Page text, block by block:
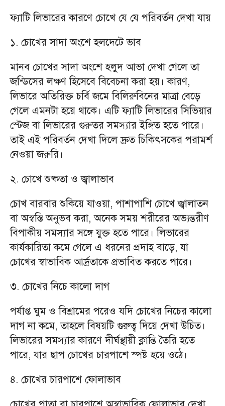
ফ্যাটি লিভারের কারণে চোখে যে যে পরিবর্তন দেখা যায়
১. চোখের সাদা অংশে হলদেটে ভাব
মানব চোখের সাদা অংশে হলুদ আভা দেখা গেলে তা
জন্ডিসের লক্ষণ হিসেবে বিবেচনা করা হয়। কারণ,
লিভারে অতিরিক্ত চর্বি জমে বিলিরুবিনের মাত্রা বেড়ে
গেলে এমনটা হয়ে থাকে। এটি ফ্যাটি লিভারের সিভিয়ার
স্টেজ বা লিভারের গুরুতর সমস্যার ইঙ্গিত হতে পারে।
তাই এই পরিবর্তন দেখা দিলে দ্রুত চিকিৎসকের পরামর্শ
নেওয়া জরুরি।
২. চোখে শুষ্কতা ও জ্বালাভাব
চোখ বারবার শুকিয়ে যাওয়া, পাশাপাশি চোখে জ্বালাতন
বা অস্বস্তি অনুভব করা, অনেক সময় শরীরের অভ্যন্তরীণ
বিপাকীয় সমস্যার সঙ্গে যুক্ত হতে পারে। লিভারের
কার্যকারিতা কমে গেলে এ ধরনের প্রদাহ বাড়ে, যা
চোখের স্বাভাবিক আর্দ্রতাকে প্রভাবিত করতে পারে।
৩. চোখের নিচে কালো দাগ
পর্যাপ্ত ঘুম ও বিশ্রামের পরেও যদি চোখের নিচের কালো
দাগ না কমে, তাহলে বিষয়টি গুরুত্ব দিয়ে দেখা উচিত।
লিভারের সমস্যার কারণে দীর্ঘস্থায়ী ক্লান্তি তৈরি হতে
পারে, যার ছাপ চোখের চারপাশে স্পষ্ট হয়ে ওঠে।
৪. চোখের চারপাশে ফোলাভাব